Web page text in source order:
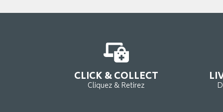
CLICK & COLLECT
Cliquez & Retirez